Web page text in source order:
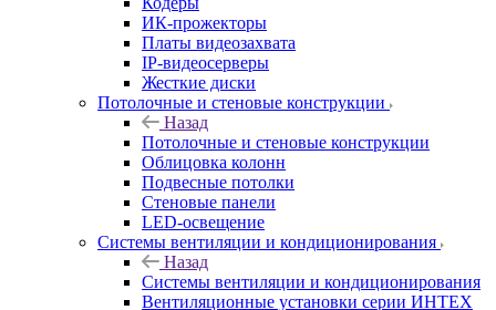
ИК-прожекторы
Платы видеозахвата
IP-видеосерверы
Жесткие диски
Потолочные и стеновые конструкции
Назад
Потолочные и стеновые конструкции
Облицовка колонн
Подвесные потолки
Стеновые панели
LED-освещение
Системы вентиляции и кондиционирования
Назад
Системы вентиляции и кондиционирования
Вентиляционные установки серии ИНТЕХ